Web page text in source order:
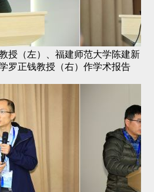
授（左）、福建师范大学陈建新
罗正钱教授（右）作学术报告